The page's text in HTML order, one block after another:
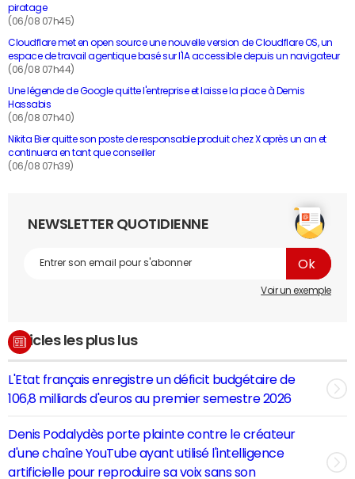
piratage
(06/08 07h45)
Cloudflare met en open source une nouvelle version de Cloudflare OS, un
espace de travail agentique basé sur l'IA accessible depuis un navigateur
(06/08 07h44)
Une légende de Google quitte l'entreprise et laisse la place à Demis
Hassabis
(06/08 07h40)
Nikita Bier quitte son poste de responsable produit chez X après un an et
continuera en tant que conseiller
(06/08 07h39)
NEWSLETTER QUOTIDIENNE
Voir un exemple
Articles les plus lus
L'Etat français enregistre un déficit budgétaire de
106,8 milliards d'euros au premier semestre 2026
Denis Podalydès porte plainte contre le créateur
d'une chaîne YouTube ayant utilisé l'intelligence
artificielle pour reproduire sa voix sans son